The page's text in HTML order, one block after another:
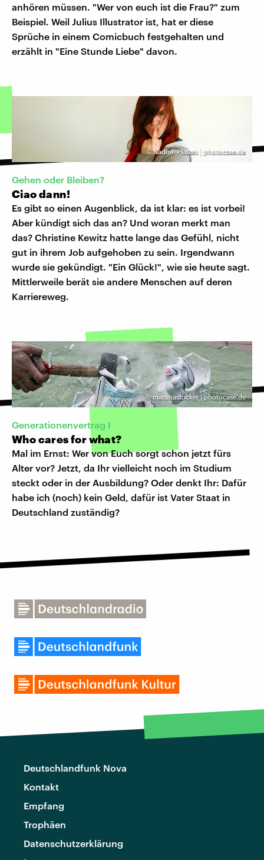
anhören müssen. "Wer von euch ist die Frau?" zum
Beispiel. Weil Julius Illustrator ist, hat er diese
Sprüche in einem Comicbuch festgehalten und
erzählt in "Eine Stunde Liebe" davon.
©Nadine Platzek | photocase.de
Gehen oder Bleiben?
Ciao dann!
Es gibt so einen Augenblick, da ist klar: es ist vorbei!
Aber kündigt sich das an? Und woran merkt man
das? Christine Kewitz hatte lange das Gefühl, nicht
gut in ihrem Job aufgehoben zu sein. Irgendwann
wurde sie gekündigt. "Ein Glück!", wie sie heute sagt.
Mittlerweile berät sie andere Menschen auf deren
Karriereweg.
©martinastocker | photocase.de
​Generationenvertrag I
Who cares for what?
Mal im Ernst: Wer von Euch sorgt schon jetzt fürs
Alter vor? Jetzt, da Ihr vielleicht noch im Studium
steckt oder in der Ausbildung? Oder denkt Ihr: Dafür
habe ich (noch) kein Geld, dafür ist Vater Staat in
Deutschland zuständig?
Deutschlandfunk Nova
Kontakt
Empfang
Trophäen
Datenschutzerklärung